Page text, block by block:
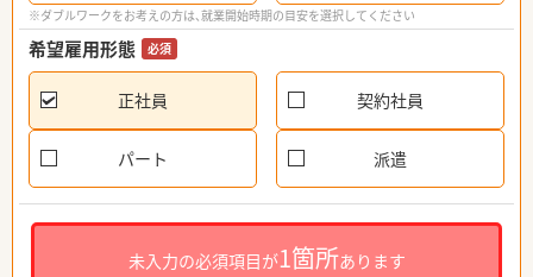
※ダブルワークをお考えの方は、就業開始時期の目安を選択してください
希望雇用形態 必須
正社員 契約社員
パート 派遣
未入力の必須項目が1箇所あります